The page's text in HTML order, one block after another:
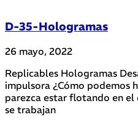
D-35-Hologramas
26 mayo, 2022
Replicables Hologramas
impulsora ¿Cómo podemos
parezca estar flotando en el
se trabajan